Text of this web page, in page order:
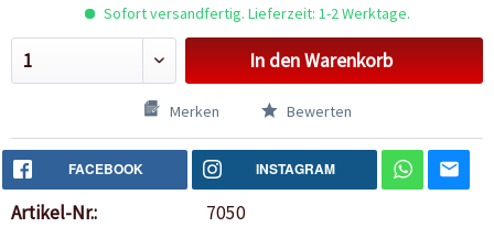
Sofort versandfertig. Lieferzeit: 1-2 Werktage.
In denWarenkorb
Merken Bewerten
FACEBOOK INSTAGRAM
Artikel-Nr.: 7050